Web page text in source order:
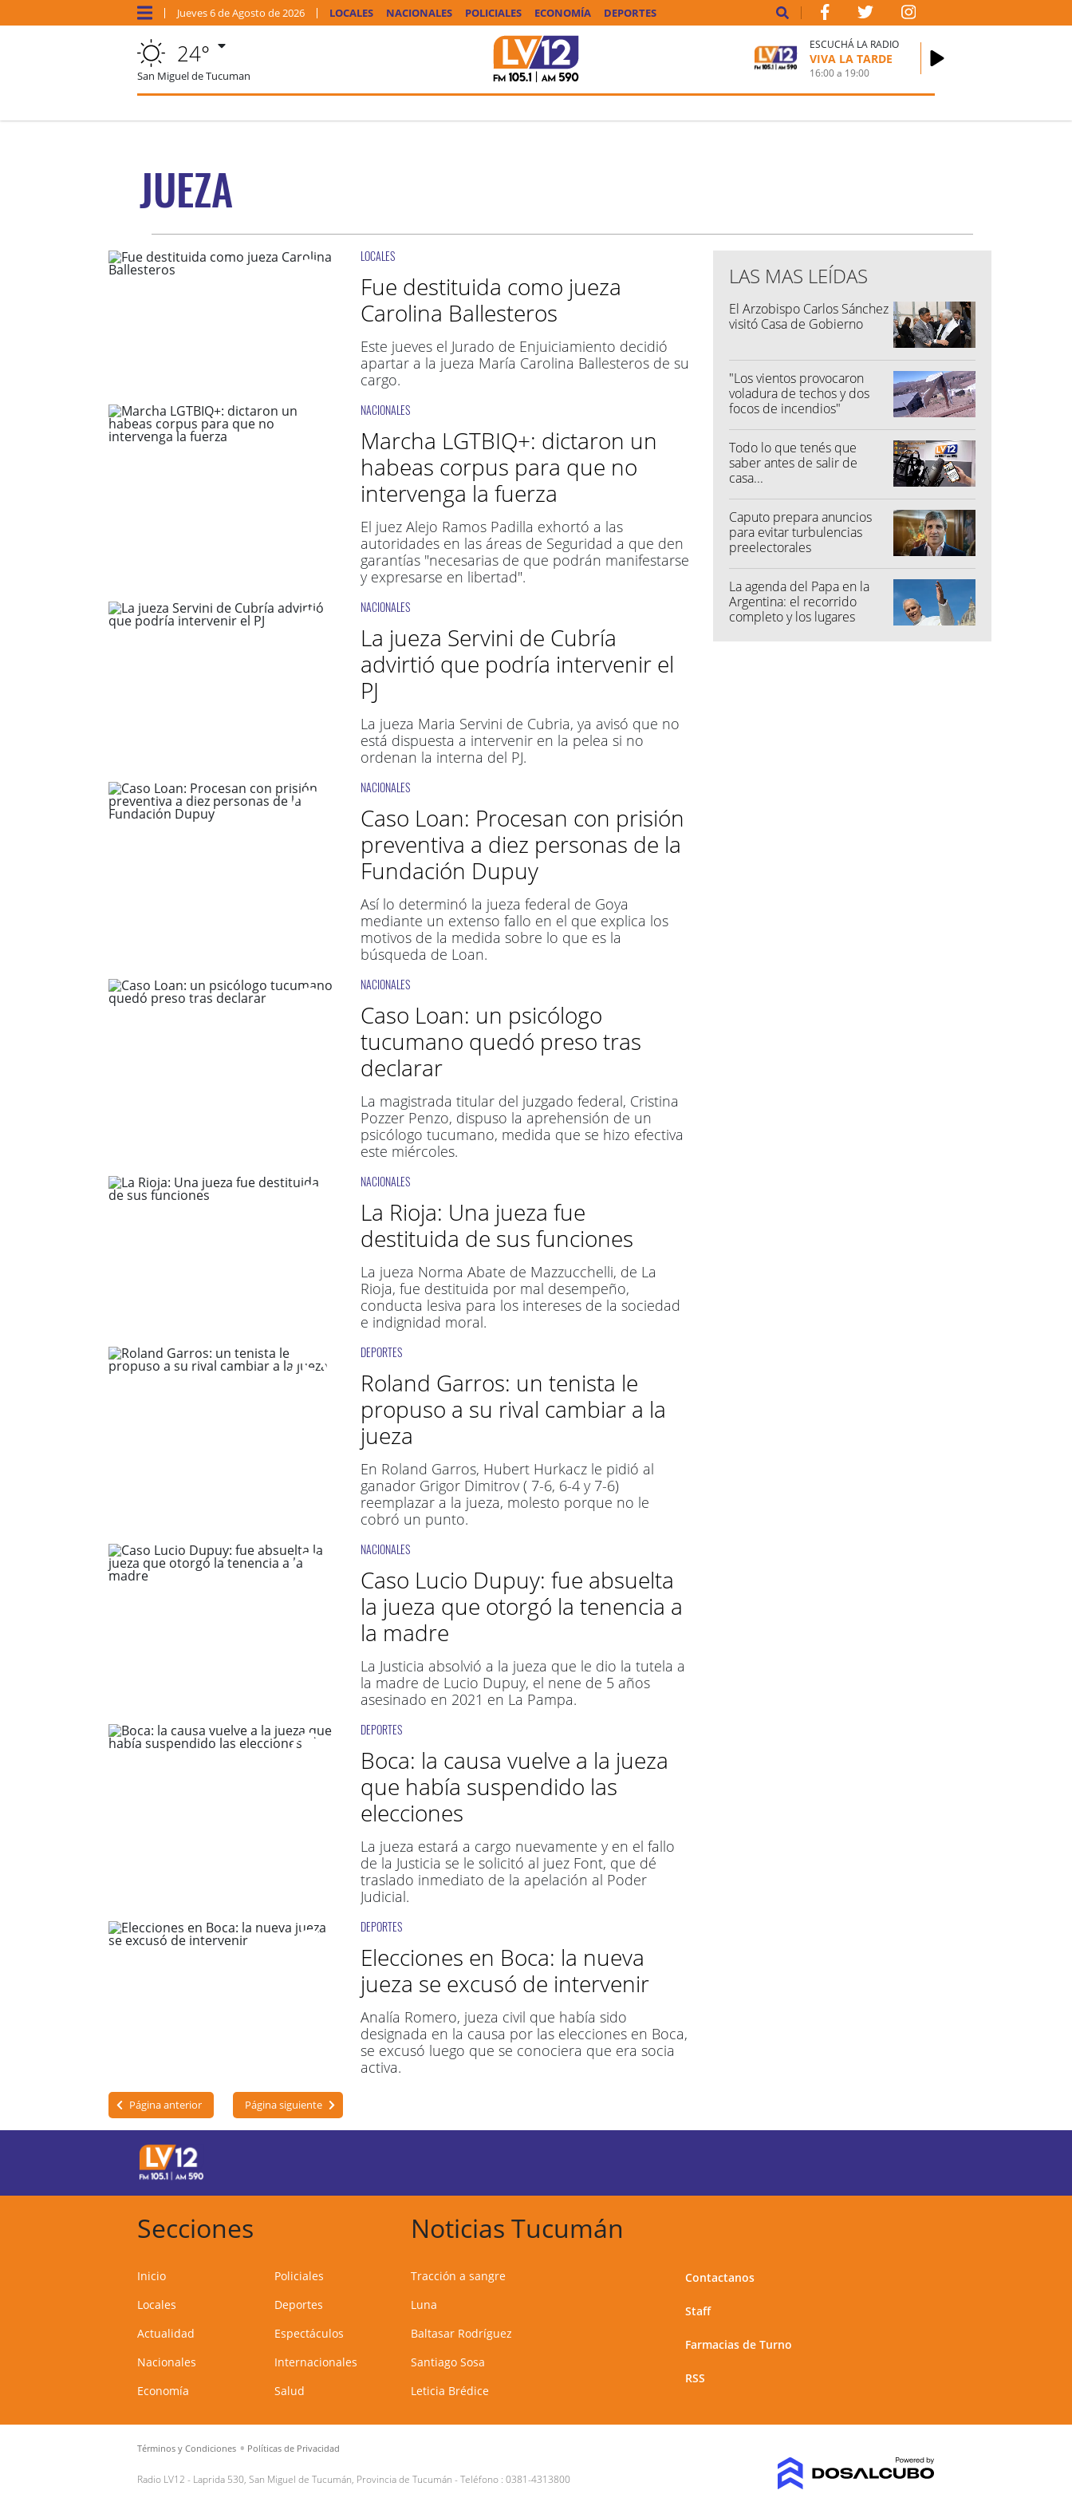
Jueves6 deAgosto de 2026 LOCALES NACIONALES POLICIALES ECONOMÍA DEPORTES
24°
San Miguel de Tucuman
ESCUCHÁ LA RADIO
VIVA LA TARDE
16:00a 19:00
JUEZA
LOCALES
Fue destituida como jueza
Carolina Ballesteros
Este jueves el Jurado de Enjuiciamiento decidió
apartar a la jueza María Carolina Ballesteros de su
cargo.
NACIONALES
Marcha LGTBIQ+: dictaron un
habeas corpus para que no
intervenga la fuerza
El juez Alejo Ramos Padilla exhortó a las
autoridades en las áreas de Seguridad a que den
garantías "necesarias de que podrán manifestarse
y expresarse en libertad".
NACIONALES
La jueza Servini de Cubría
advirtió que podría intervenir el
PJ
La jueza Maria Servini de Cubria, ya avisó que no
está dispuesta a intervenir en la pelea si no
ordenan la interna del PJ.
NACIONALES
Caso Loan: Procesan con prisión
preventiva a diez personas de la
Fundación Dupuy
Así lo determinó la jueza federal de Goya
mediante un extenso fallo en el que explica los
motivos de la medida sobre lo que es la
búsqueda de Loan.
NACIONALES
Caso Loan: un psicólogo
tucumano quedó preso tras
declarar
La magistrada titular del juzgado federal, Cristina
Pozzer Penzo, dispuso la aprehensión de un
psicólogo tucumano, medida que se hizo efectiva
este miércoles.
NACIONALES
La Rioja: Una jueza fue
destituida de sus funciones
La jueza Norma Abate de Mazzucchelli, de La
Rioja, fue destituida por mal desempeño,
conducta lesiva para los intereses de la sociedad
e indignidad moral.
DEPORTES
Roland Garros: un tenista le
propuso a su rival cambiar a la
jueza
En Roland Garros, Hubert Hurkacz le pidió al
ganador Grigor Dimitrov ( 7-6, 6-4 y 7-6)
reemplazar a la jueza, molesto porque no le
cobró un punto.
NACIONALES
Caso Lucio Dupuy: fue absuelta
la jueza que otorgó la tenencia a
la madre
La Justicia absolvió a la jueza que le dio la tutela a
la madre de Lucio Dupuy, el nene de 5 años
asesinado en 2021 en La Pampa.
DEPORTES
Boca: la causa vuelve a la jueza
que había suspendido las
elecciones
La jueza estará a cargo nuevamente y en el fallo
de la Justicia se le solicitó al juez Font, que dé
traslado inmediato de la apelación al Poder
Judicial.
DEPORTES
Elecciones en Boca: la nueva
jueza se excusó de intervenir
Analía Romero, jueza civil que había sido
designada en la causa por las elecciones en Boca,
se excusó luego que se conociera que era socia
activa.
Página anterior Página siguiente
LAS MAS LEÍDAS
El Arzobispo Carlos Sánchez
visitó Casa de Gobierno
"Los vientos provocaron
voladura de techos y dos
focos de incendios"
Todo lo que tenés que
saber antes de salir de
casa...
Caputo prepara anuncios
para evitar turbulencias
preelectorales
La agenda del Papa en la
Argentina: el recorrido
completo y los lugares
Secciones
Inicio
Locales
Actualidad
Nacionales
Economía
Policiales
Deportes
Espectáculos
Internacionales
Salud
Noticias Tucumán
Tracción a sangre
Luna
Baltasar Rodríguez
Santiago Sosa
Leticia Brédice
Contactanos
Staff
Farmacias de Turno
RSS
Términos y Condiciones Políticas de Privacidad
Radio LV12 - Laprida 530, San Miguel de Tucumán, Provincia de Tucumán - Teléfono : 0381-4313800